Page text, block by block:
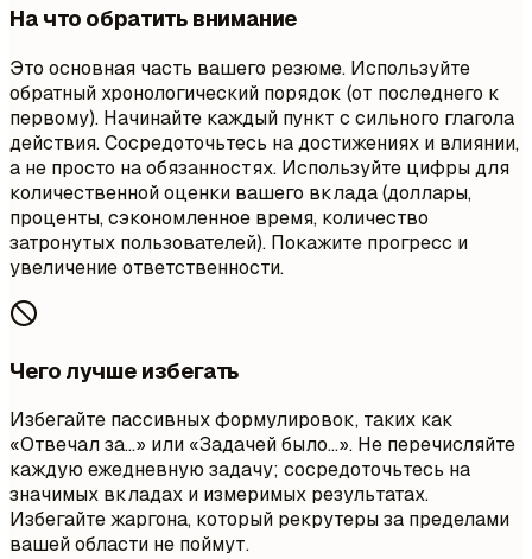
На что обратить внимание
Это основная часть вашего резюме. Используйте
обратный хронологический порядок (от последнего к
первому). Начинайте каждый пункт с сильного глагола
действия. Сосредоточьтесь на достижениях и влиянии,
а не просто на обязанностях. Используйте цифры для
количественной оценки вашего вклада (доллары,
проценты, сэкономленное время, количество
затронутых пользователей). Покажите прогресс и
увеличение ответственности.
Чего лучше избегать
Избегайте пассивных формулировок, таких как
«Отвечал за…» или «Задачей было…». Не перечисляйте
каждую ежедневную задачу; сосредоточьтесь на
значимых вкладах и измеримых результатах.
Избегайте жаргона, который рекрутеры за пределами
вашей области не поймут.